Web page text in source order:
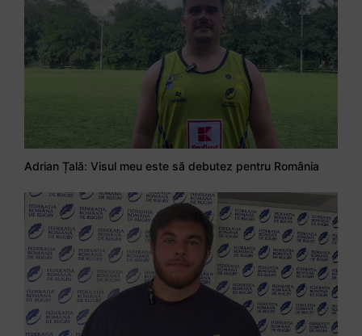
Adrian Țală: Visul meu este să debutez pentru România